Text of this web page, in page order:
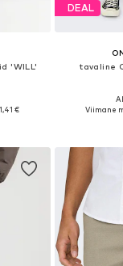
'WILL'
€
DEAL
tavaline
Viimane